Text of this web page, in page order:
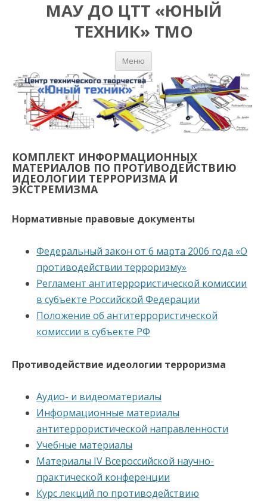
МАУ ДО ЦТТ «ЮНЫЙ
ТЕХНИК» ТМО
Меню
КОМПЛЕКТ ИНФОРМАЦИОННЫХ
МАТЕРИАЛОВ ПО ПРОТИВОДЕЙСТВИЮ
ИДЕОЛОГИИ ТЕРРОРИЗМА И
ЭКСТРЕМИЗМА
Нормативные правовые документы
Федеральный закон от 6 марта 2006 года «О
противодействии терроризму»
Регламент антитеррористической комиссии
в субъекте Российской Федерации
Положение об антитеррористической
комиссии в субъекте РФ
Противодействие идеологии терроризма
Аудио- и видеоматериалы
Информационные материалы
антитеррористической направленности
Учебные материалы
Материалы IV Всероссийской научно-
практической конференции
Курс лекций по противодействию